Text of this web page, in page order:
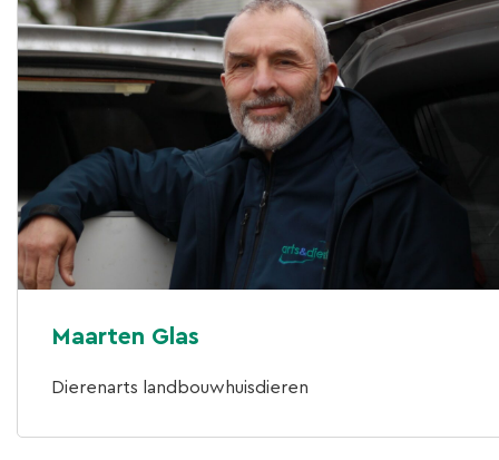
Maarten Glas
Dierenarts landbouwhuisdieren